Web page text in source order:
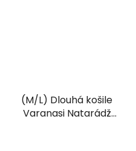
(M/L) Dlouhá košile
Varanasi Natarádž